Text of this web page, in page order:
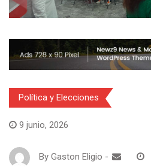
Política y Elecciones
9 junio, 2026
By Gaston Eligio -